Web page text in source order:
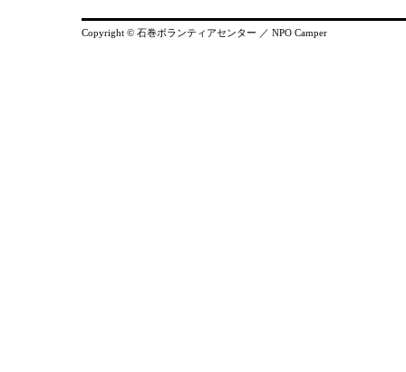
Copyright © 石巻ボランティアセンター ／ NPO Camper